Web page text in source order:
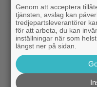
Kushner nu –
Bioaktuellt|
actionrökare – och
Skräck
Filmpostern
får skäll
Genom att acceptera
tjänsten, avslag kan
tredjepartsleverantörer
för att arbeta, du kan
inställningar när som
längst ner på sidan.